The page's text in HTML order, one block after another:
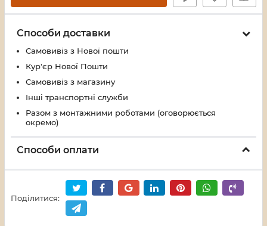
Способи доставки
Самовивіз з Нової пошти
Кур'єр Нової Пошти
Самовивіз з магазину
Інші транспортні служби
Разом з монтажними роботами (оговорюється
окремо)
Способи оплати
Поділитися: